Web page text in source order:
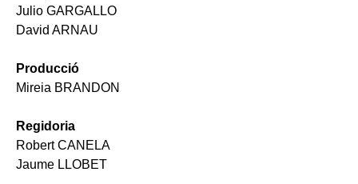
Julio GARGALLO
David ARNAU
Producció
Mireia BRANDON
Regidoria
Robert CANELA
Jaume LLOBET